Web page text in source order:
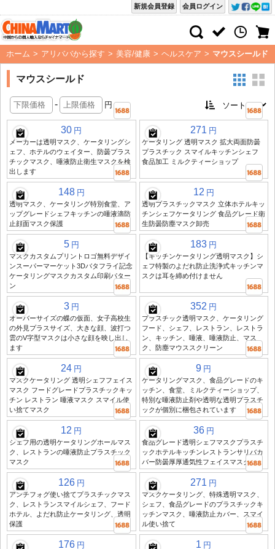
会員ログイン
新規会員登録
ホーム > アリババから探す > 美容/健康 > ヘルスケア > マウスシールド
マウスシールド
- 円
30 円
メーカーは透明マスク、ケータリングシ
ェフ、ホテルのウェイター、防曇プラス
チックマスク、唾液防止衛生マスクを検
出します
271 円
ケータリング 透明マスク 拡大両面防曇
プラスチック スマイルキッチンシェフ
食品加工 ミルクティーショップ
148 円
透明マスク、ケータリング特別食堂、ア
ップグレードシェフキッチンの唾液滴防
止顔面マスク保護
12 円
透明プラスチックマスク 立体ホテルキッ
チンシェフケータリング 食品グレード衛
生防曇防塵マスク卸売
5 円
マスクカスタムプリントロゴ無料デザイ
ンスーパーマーケット3Dバタフライ記念
ケータリングマスクカスタム印刷パター
ン
183 円
【キッチンケータリング透明マスク】シ
ェフ特製のよだれ防止洗浄式キッチンマ
スクは耳を締め付けません
3 円
オーバーサイズの蝶の仮面、女子高校生
の外見プラスサイズ、大きな顔、波打つ
雲のV字型マスクは小さな顔を映し出し
ます
352 円
プラスチック透明マスク、ケータリング
フード、シェフ、レストラン、レストラ
ン、キッチン、唾液、唾液防止、マス
ク、防塵マウススクリーン
24 円
マスクケータリング 透明シェフフェイス
マスク フードグレードプラスチックキッ
チン レストラン 唾液マスク スマイル使
い捨てマスク
9 円
ケータリングマスク、食品グレードのキ
ッチン、食堂、ミルクティーショップ、
特別な唾液防止剤や透明な透明プラスチ
ックが個別に梱包されています
12 円
シェフ用の透明ケータリングホールマス
ク、レストランの唾液防止プラスチック
マスク
36 円
食品グレード透明シェフマスクプラスチ
ックホテルキッチンレストランサリバカ
バー防曇厚厚通気性フェイスマスク
126 円
アンチフォグ使い捨てプラスチックマス
ク、レストランスマイルシェフ、フード
ホテル、よだれ防止ケータリング、透明
保護
271 円
マスクケータリング、特殊透明マスク、
シェフ、食品グレードのプラスチックキ
ッチンマスク、唾液防止カバー、スマイ
ル使い捨て
176 円 1 円